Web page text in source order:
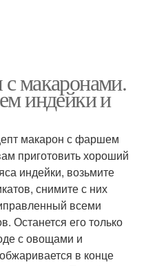
макаронами.
индейки и
макарон с фаршем
приготовить хороший
индейки, возьмите
снимите с них
всеми
Останется его только
с овощами и
в конце